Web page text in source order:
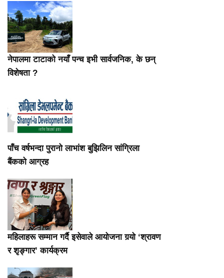
नेपालमा टाटाको नयाँ पन्च इभी सार्वजनिक, के छन्
विशेषता ?
पाँच वर्षभन्दा पुरानो लाभांश बुझिलिन सांग्रिला
बैंकको आग्रह
महिलाहरू सम्मान गर्दै इसेवाले आयोजना गर्‍यो ‘श्रावण
र शृङ्गार’ कार्यक्रम